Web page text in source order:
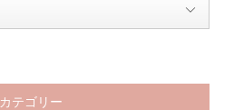
カテゴリー